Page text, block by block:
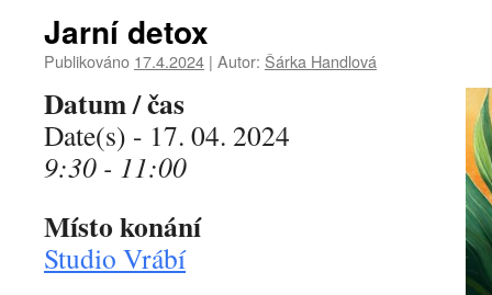
Jarní detox
Publikováno 17.4.2024 | Autor: Šárka Handlová
Datum / čas
Date(s) - 17. 04. 2024
9:30 - 11:00
Místo konání
Studio Vrábí